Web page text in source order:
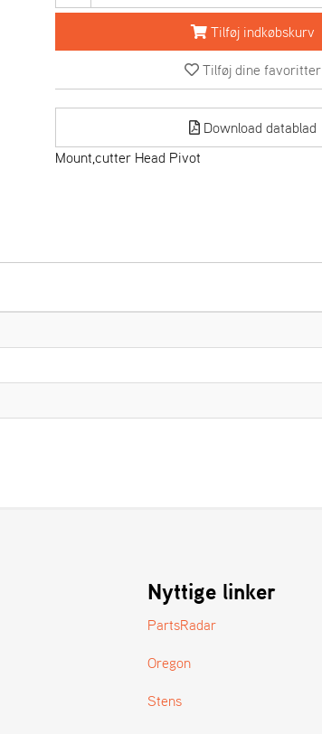
Tilføj indkøbskurv
Tilføj dine favoritter
Download datablad
Mount,cutter Head Pivot
Nyttige linker
PartsRadar
Oregon
Stens